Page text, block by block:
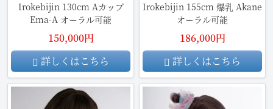
Irokebijin 130cm Aカップ
Ema-A オーラル可能
150,000円
詳しくはこちら
Irokebijin 155cm 爆乳 Akane
オーラル可能
186,000円
詳しくはこちら